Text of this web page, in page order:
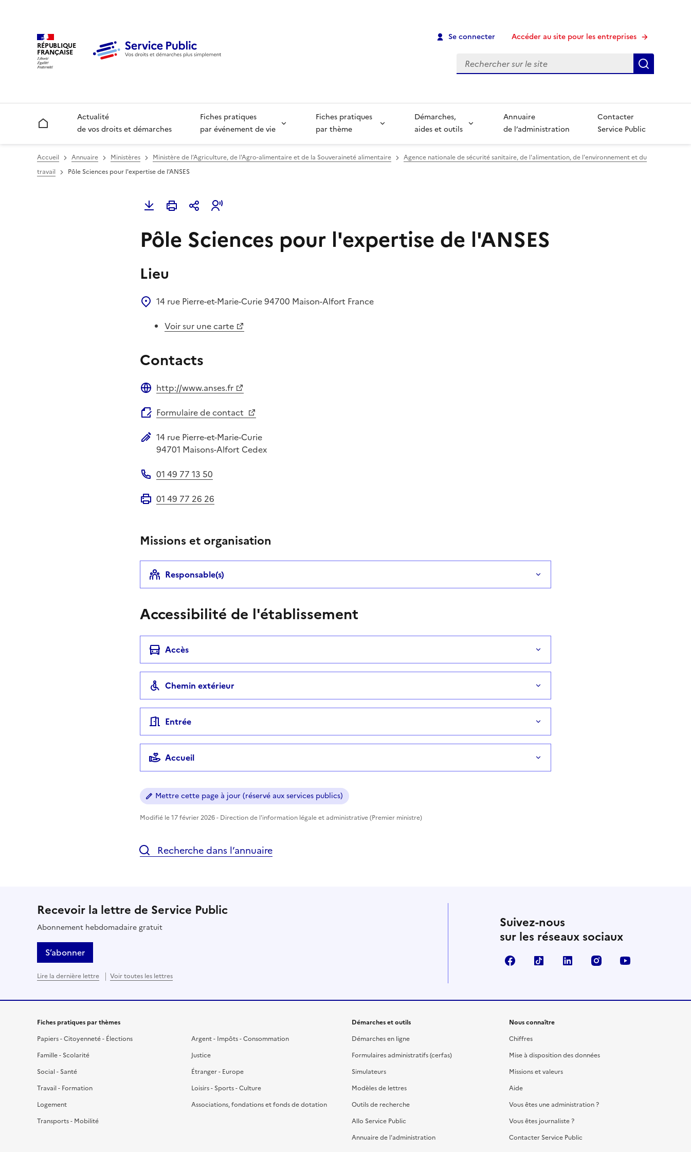
RÉPUBLIQUE
FRANÇAISE
Se connecter Accéder au site pour les entreprises
Recherche
Accueil
Actualité
de vos droits et démarches
Fiches pratiques
par événement de vie
Fiches pratiques
par thème
Démarches,
aides et outils
Annuaire
de l’administration
Contacter
Service Public
Accueil Annuaire Ministères Ministère de l’Agriculture, de l'Agro-alimentaire et de la Souveraineté alimentaire
Agence nationale de sécurité sanitaire, de l'alimentation, de l'environnement et du
travail
Pôle Sciences pour l'expertise de l'ANSES
Pôle Sciences pour l'expertise de l'ANSES
Lieu
14 rue Pierre-et-Marie-Curie94700 Maison-Alfort France
Voir sur une carte
Contacts
http://www.anses.fr
Formulaire de contact
Adresse postale
14 rue Pierre-et-Marie-Curie
94701 Maisons-Alfort Cedex
01 49 77 13 50
01 49 77 26 26
Missions et organisation
Responsable(s)
Accessibilité de l'établissement
Accès
Chemin extérieur
Entrée
Accueil
Mettre cette page à jour (réservé aux services publics)
Modifié le 17 février 2026 - Direction de l'information légale et administrative (Premier ministre)
Recherche dans l’annuaire
Recevoir la lettre de Service Public
Abonnement hebdomadaire gratuit
S’abonner
Lire la dernière lettre Voir toutes les lettres
Suivez-nous
sur les réseaux sociaux
FacebookTikTok LinkedIn Instagram
Fiches pratiques par thèmes
Papiers - Citoyenneté - Élections
Famille - Scolarité
Social - Santé
Travail - Formation
Logement
Transports - Mobilité
Argent - Impôts - Consommation
Justice
Étranger - Europe
Loisirs - Sports - Culture
Associations, fondations et fonds de dotation
Démarches et outils
Démarches en ligne
Formulaires administratifs (cerfas)
Simulateurs
Modèles de lettres
Outils de recherche
Allo Service Public
Annuaire de l'administration
Nous connaître
Chiffres
Mise à disposition des données
Missions et valeurs
Aide
Vous êtes une administration ?
Vous êtes journaliste ?
Contacter Service Public